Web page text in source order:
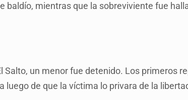
baldío, mientras que la sobreviviente fue
Salto, un menor fue detenido. Los primeros
luego de que la víctima lo privara de la